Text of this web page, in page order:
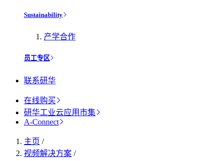
Sustainability
产学合作
员工专区
联系研华
在线购买
研华工业云应用市集
A-Connect
主页 /
视频解决方案 /